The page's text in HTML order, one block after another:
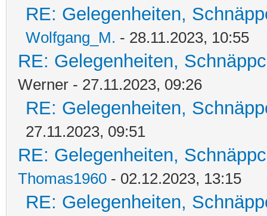
RE: Gelegenheiten,
Wolfgang_M. - 28.11.2023, 10:55
RE: Gelegenheiten,
Werner - 27.11.2023, 09:26
RE: Gelegenheiten,
27.11.2023, 09:51
RE: Gelegenheiten,
Thomas1960 - 02.12.2023, 13:15
RE: Gelegenheiten,